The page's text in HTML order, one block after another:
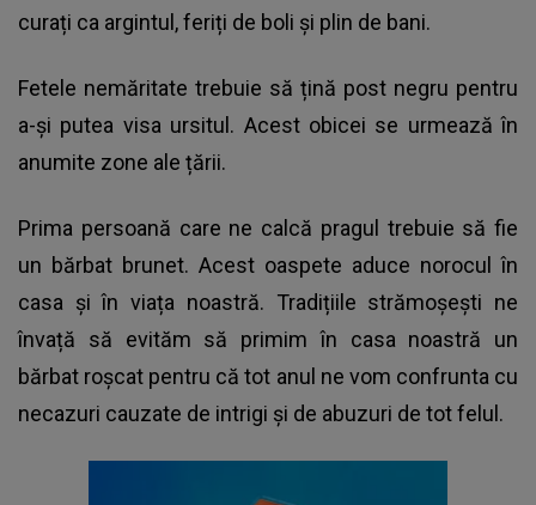
curați ca argintul, feriți de boli și plin de bani.
Fetele nemăritate trebuie să țină post negru pentru
a-și putea visa ursitul. Acest obicei se urmează în
anumite zone ale țării.
Prima persoană care ne calcă pragul trebuie să fie
un bărbat brunet. Acest oaspete aduce norocul în
casa și în viața noastră. Tradițiile strămoșești ne
învață să evităm să primim în casa noastră un
bărbat roșcat pentru că tot anul ne vom confrunta cu
necazuri cauzate de intrigi și de abuzuri de tot felul.